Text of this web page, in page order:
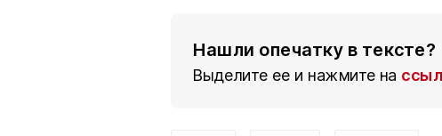
Нашли опечатку в тексте?
Выделите ее и нажмите на